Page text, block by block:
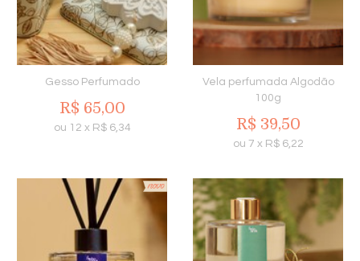
Gesso Perfumado
R$ 65,00
ou 12 x R$ 6,34
Vela perfumada Algodão
100g
R$ 39,50
ou 7 x R$ 6,22